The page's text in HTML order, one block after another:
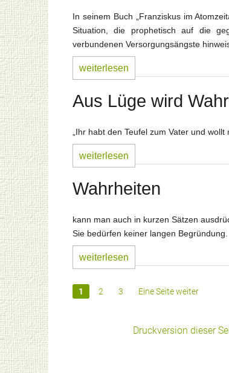
In seinem Buch „Franziskus im
Situation, die prophetisch auf die
verbundenen Versorgungsängste
weiterlesen
Aus Lüge wird
„Ihr habt den Teufel zum Vater und
weiterlesen
Wahrheiten
kann man auch in kurzen Sätzen
Sie bedürfen keiner langen Begründung.
weiterlesen
1 2 3 Eine Seite weiter
Druckversion dieser